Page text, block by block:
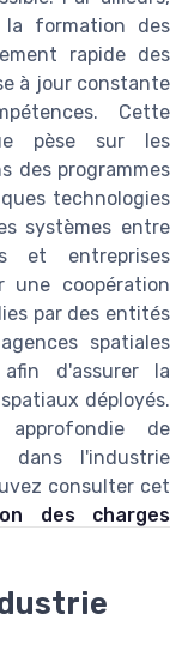
formation des
rapide des
à jour constante
Cette
pèse sur les
des programmes
technologies
systèmes entre
et entreprises
une coopération
par des entités
spatiales
d'assurer la
déployés.
de
dans l'industrie
consulter cet
des charges